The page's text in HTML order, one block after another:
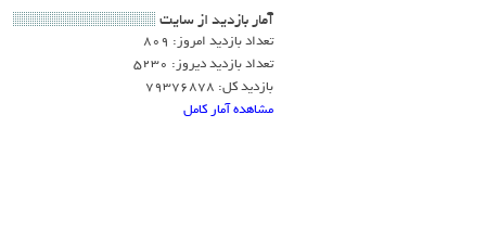
آمار بازديد از سايت
تعداد بازدید امروز: 809
تعداد بازدید دیروز: 5230
بازدید کل: 79376878
مشاهده آمار کامل